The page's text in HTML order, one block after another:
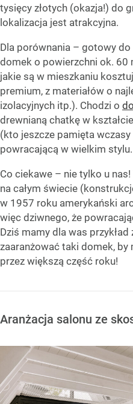
tysięcy złotych (okazja!) do
lokalizacja jest atrakcyjna.
Dla porównania – gotowy
domek o powierzchni ok. 60
jakie są w mieszkaniu
premium, z materiałów o
izolacyjnych itp.). Chodzi o
drewnianą chatkę w
(kto jeszcze pamięta
powracającą w wielkim stylu.
Co ciekawe – nie tylko u
na całym świecie
w 1957 roku amerykański
więc dziwnego, że
Dziś mamy dla was przykład
zaaranżować taki domek, by
przez większą część roku!
Aranżacja salonu ze